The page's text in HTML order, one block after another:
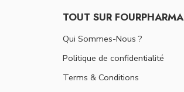
TOUT SUR FOURPHARMA
Qui Sommes-Nous ?
Politique de confidentialité
Terms & Conditions